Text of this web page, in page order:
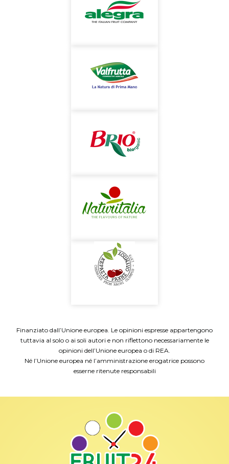
Finanziato dall’Unione europea. Le opinioni espresse appartengono
tuttavia al solo o ai soli autori e non riflettono necessariamente le
opinioni dell’Unione europea o di REA.
Né l’Unione europea né l’amministrazione erogatrice possono
esserne ritenute responsabili